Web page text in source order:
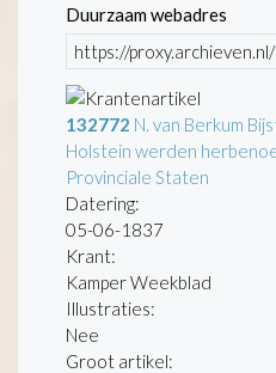
Duurzaam webadres
132772 N. van Berkum
Holstein werden
Provinciale Staten
Datering:
05-06-1837
Krant:
Kamper Weekblad
Illustraties:
Nee
Groot artikel: